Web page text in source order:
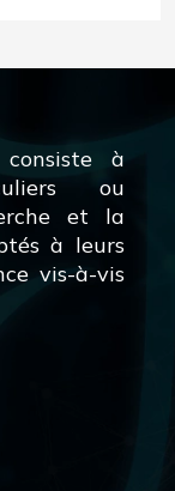
à
ou
et la
à leurs
vis-à-vis